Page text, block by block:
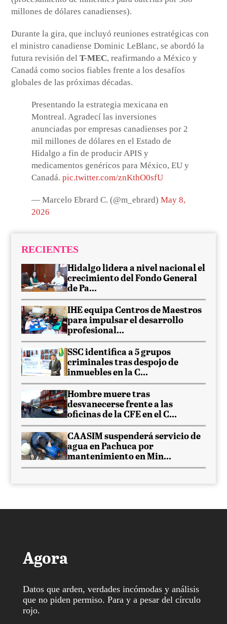
millones de dólares canadienses).
Durante la gira, que incluyó reuniones estratégicas con
el ministro canadiense Dominic LeBlanc, se abordó la
futura revisión delT-MEC, reafirmando a México y
Canadá como socios fiables frente a los desafíos
globales de las próximas décadas.
Presentando la estrategia mexicana en
Montreal. Agradecí las inversiones
anunciadas por empresas canadienses por 2
mil millones de dólares en el Estado de
Hidalgo a fin de producir APIS y
medicamentos genéricos para México, EU y
Canadá.pic.twitter.com/znKthO0sfU
— Marcelo Ebrard C. (@m_ebrard)May 8,
2026
RECIENTES
Hidalgo lidera a nivel nacional el
crecimiento del Fondo General
de Pa...
IHE equipa Centros de Maestros
para impulsar el desarrollo
profesional...
SSC identifica a 5 grupos
criminales tras despojo de
inmuebles en la C...
Hombre muere tras
desvanecerse frente a las
oficinas de la CFE en el C...
CAASIM suspenderá servicio de
agua en Pachuca por
mantenimiento en Min...
Agora
Datos que arden, verdades incómodas y análisis
que no piden permiso. Para y a pesar del círculo
rojo.